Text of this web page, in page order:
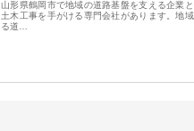
山形県鶴岡市で地域の道路基盤を支える企業
土木工事を手がける専門会社があります。地
る道…